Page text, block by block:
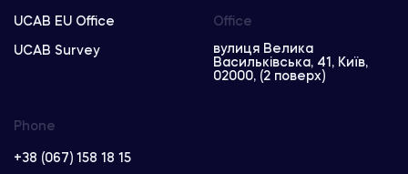
UCAB EU Office
UCAB Survey
Phone
+38 (067) 158 18 15
Office
вулиця Велика
Васильківська, 41, Київ,
02000, (2 поверх)